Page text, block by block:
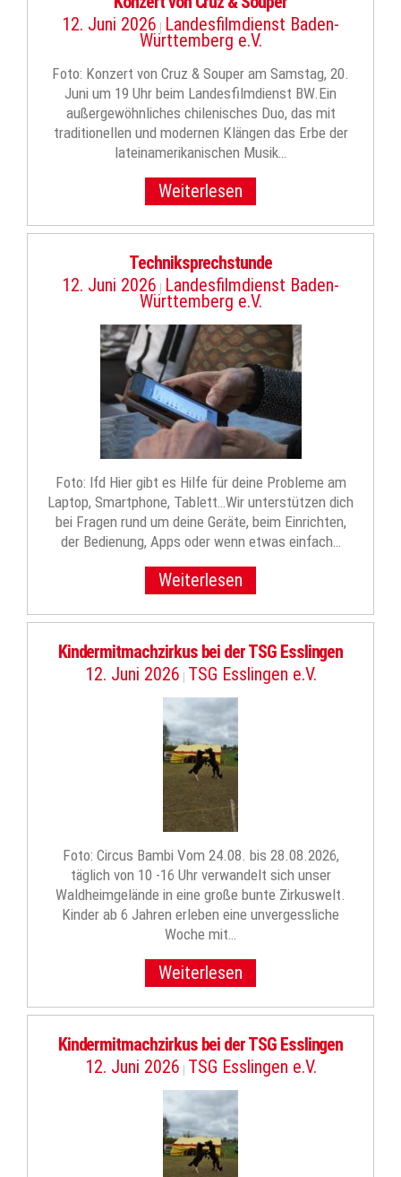
12. Juni 2026 | Landesfilmdienst Baden-
Württemberg e.V.
Foto: Konzert von Cruz & Souper am Samstag, 20.
Juni um 19 Uhr beim Landesfilmdienst BW.Ein
außergewöhnliches chilenisches Duo, das mit
traditionellen und modernen Klängen das Erbe der
lateinamerikanischen Musik…
Weiterlesen
Techniksprechstunde
12. Juni 2026 | Landesfilmdienst Baden-
Württemberg e.V.
Foto: lfd Hier gibt es Hilfe für deine Probleme am
Laptop, Smartphone, Tablett…Wir unterstützen dich
bei Fragen rund um deine Geräte, beim Einrichten,
der Bedienung, Apps oder wenn etwas einfach…
Weiterlesen
Kindermitmachzirkus bei der TSG Esslingen
12. Juni 2026 | TSG Esslingen e.V.
Foto: Circus Bambi Vom 24.08. bis 28.08.2026,
täglich von 10 -16 Uhr verwandelt sich unser
Waldheimgelände in eine große bunte Zirkuswelt.
Kinder ab 6 Jahren erleben eine unvergessliche
Woche mit…
Weiterlesen
Kindermitmachzirkus bei der TSG Esslingen
12. Juni 2026 | TSG Esslingen e.V.